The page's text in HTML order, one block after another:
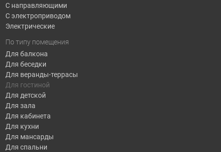
С направляющими
С электроприводом
Электрические
По типу помещения
Для балкона
Для беседки
Для веранды-террасы
Для гостиной
Для детской
Для зала
Для кабинета
Для кухни
Для мансарды
Для спальни